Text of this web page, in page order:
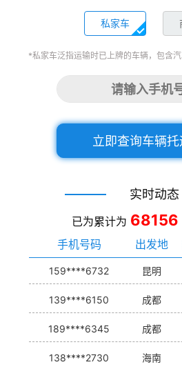
私家车
*私家车泛指运输时已上牌的车辆，包含
立即查询车辆
实时动态
已为累计为 68156
手机号码
出发地
159****6732 昆明
139****6150 成都
189****6345 成都
138****2730 海南